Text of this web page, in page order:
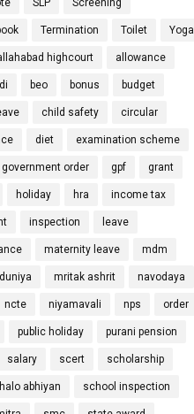
SLP Screening
Termination Toilet Yoga
highcourt allowance
beo bonus budget
child safety circular
diet examination scheme
government order gpf grant
holiday hra income tax
inspection leave
maternity leave mdm
mritak ashrit navodaya
ncte niyamavali nps order
public holiday purani pension
salary scert scholarship
abhiyan school inspection